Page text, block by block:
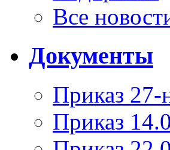
Все
Документы
Приказ 27-
Приказ